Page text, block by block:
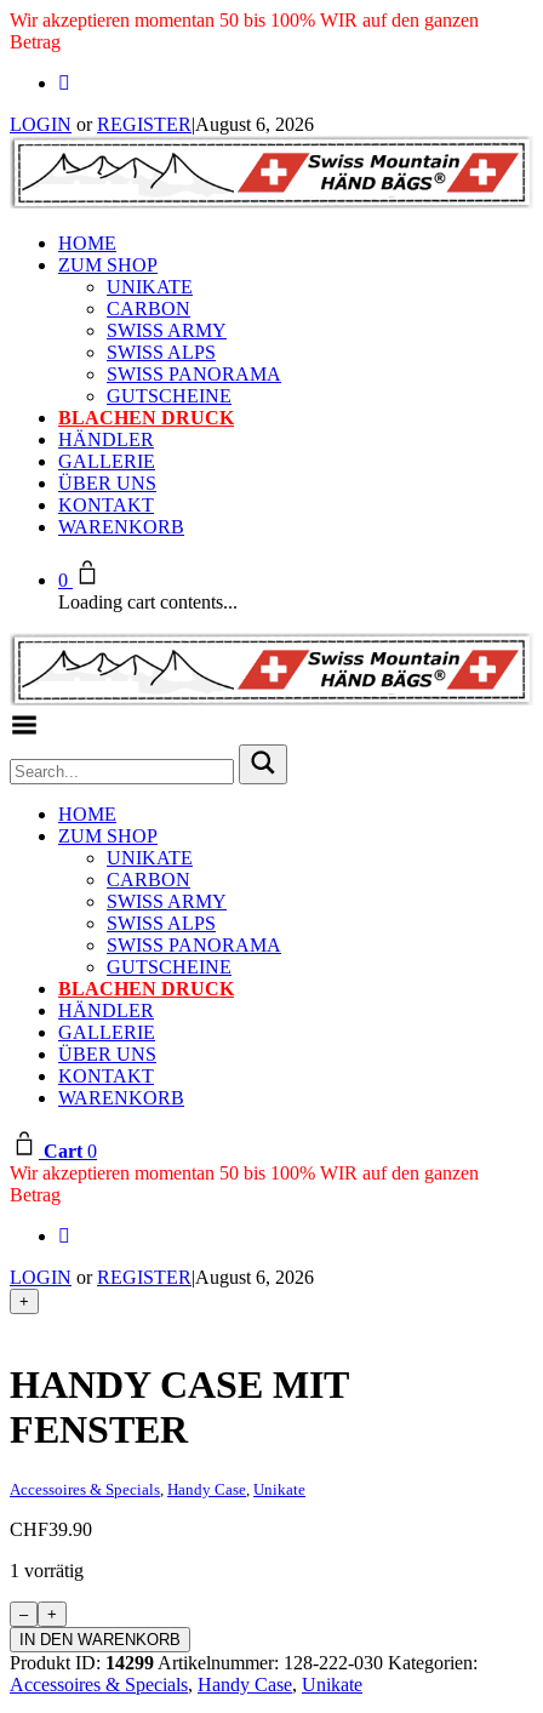
Wir akzeptieren momentan 50 bis 100% WIR auf den ganzen
Betrag
LOGIN orREGISTER|August 6, 2026
HOME
ZUM SHOP
UNIKATE
CARBON
SWISS ARMY
SWISS ALPS
SWISS PANORAMA
GUTSCHEINE
BLACHEN DRUCK
HÄNDLER
GALLERIE
ÜBER UNS
KONTAKT
WARENKORB
0
Loading cart contents...
HOME
ZUM SHOP
UNIKATE
CARBON
SWISS ARMY
SWISS ALPS
SWISS PANORAMA
GUTSCHEINE
BLACHEN DRUCK
HÄNDLER
GALLERIE
ÜBER UNS
KONTAKT
WARENKORB
Cart 0
Wir akzeptieren momentan 50 bis 100% WIR auf den ganzen
Betrag
LOGIN orREGISTER|August 6, 2026
+
HANDY CASE MIT
FENSTER
Accessoires & Specials, Handy Case, Unikate
CHF39.90
1 vorrätig
Handy
Case
mit
Fenster
Menge
IN DEN WARENKORB
Produkt ID: 14299 Artikelnummer: 128-222-030 Kategorien:
Accessoires & Specials, Handy Case, Unikate